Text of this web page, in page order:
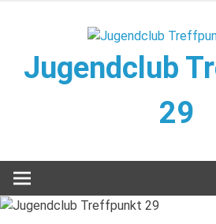
Jugendclub
29